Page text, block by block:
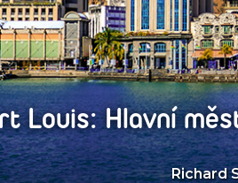
Louis: Hlavní
Richard